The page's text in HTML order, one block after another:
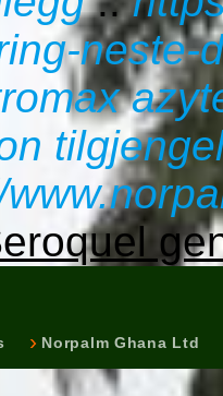
neste-
Norpalm Ghana Ltd